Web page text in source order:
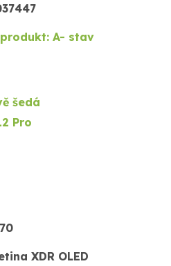
A- stav
šedá
Pro
XDR OLED